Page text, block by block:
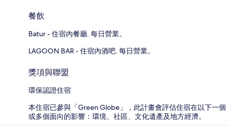
餐飲
Batur - 住宿內餐廳. 每日營業。
LAGOON BAR - 住宿內酒吧. 每日營業。
獎項與聯盟
環保認證住宿
本住宿已參與「Green Globe」，此計畫會評估住宿在以下一個
或多個面向的影響：環境、社區、文化遺產及地方經濟。